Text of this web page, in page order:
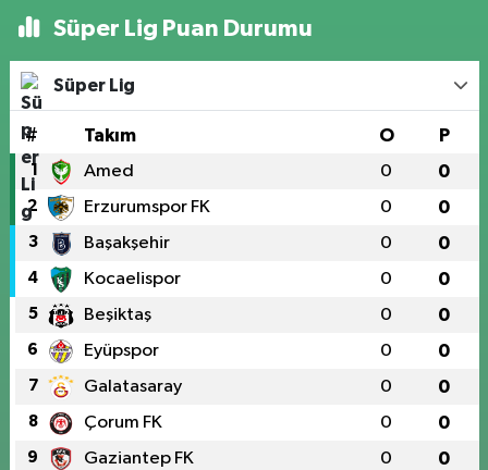
Süper Lig Puan Durumu
Süper Lig
# Takım O P
1 Amed 0 0
2 Erzurumspor FK 0 0
3 Başakşehir 0 0
4 Kocaelispor 0 0
5 Beşiktaş 0 0
6 Eyüpspor 0 0
7 Galatasaray 0 0
8 Çorum FK 0 0
9 Gaziantep FK 0 0